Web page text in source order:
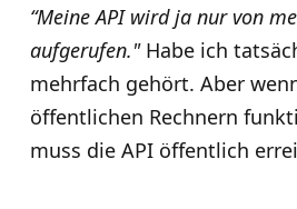
“Meine API wird ja nur von
aufgerufen."Habe ich
mehrfach gehört. Aber
öffentlichen Rechnern
muss die API öffentlich